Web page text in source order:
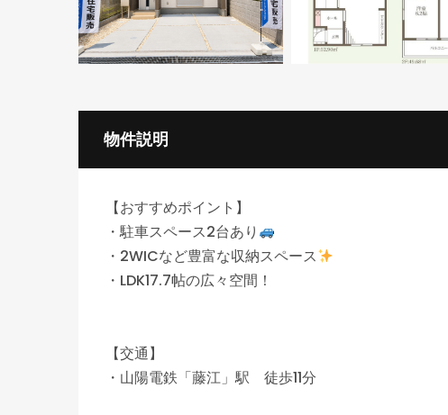
物件説明
【おすすめポイント】
・駐車スペース2台あり
・2WICなど豊富な収納スペース
・LDK17.7帖の広々空間！
【交通】
・山陽電鉄「藤江」駅 徒歩11分